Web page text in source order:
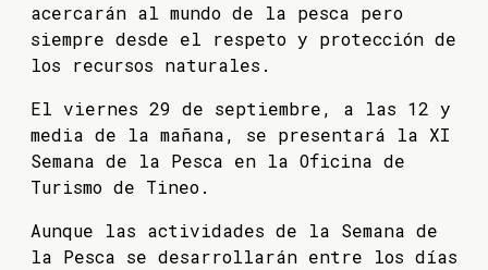
acercarán al mundo de la pesca pero
siempre desde el respeto y protección de
los recursos naturales.
El viernes 29 de septiembre, a las 12 y
media de la mañana, se presentará la XI
Semana de la Pesca en la Oficina de
Turismo de Tineo.
Aunque las actividades de la Semana de
la Pesca se desarrollarán entre los días